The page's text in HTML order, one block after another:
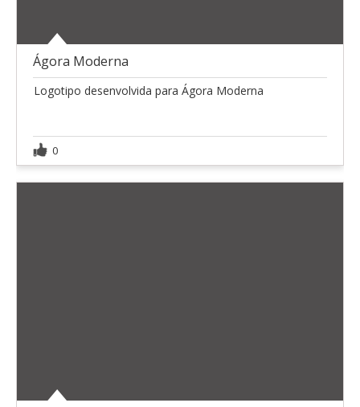
Ágora Moderna
Logotipo desenvolvida para Ágora Moderna
0